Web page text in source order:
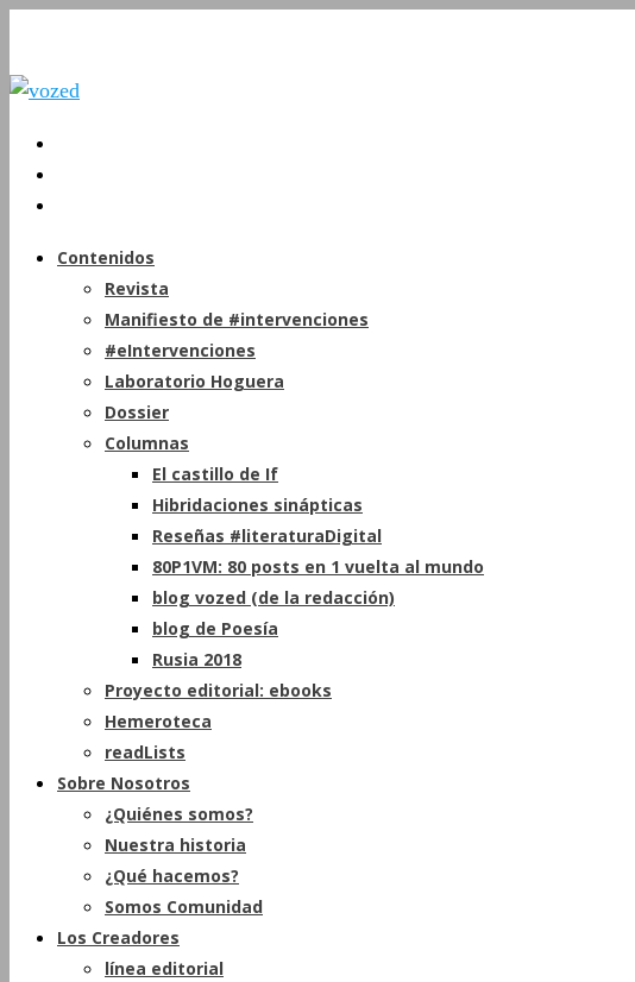
Contenidos
Revista
Manifiesto de #intervenciones
#eIntervenciones
Laboratorio Hoguera
Dossier
Columnas
El castillo de If
Hibridaciones sinápticas
Reseñas #literaturaDigital
80P1VM: 80 posts en 1 vuelta al mundo
blog vozed (de la redacción)
blog de Poesía
Rusia 2018
Proyecto editorial: ebooks
Hemeroteca
readLists
Sobre Nosotros
¿Quiénes somos?
Nuestra historia
¿Qué hacemos?
Somos Comunidad
Los Creadores
línea editorial